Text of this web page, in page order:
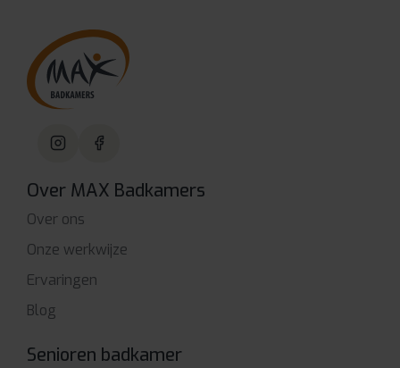
Over MAX Badkamers
Over ons
Onze werkwijze
Ervaringen
Blog
Senioren badkamer